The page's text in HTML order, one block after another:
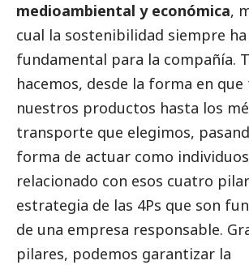
medioambiental y económica,
cual la sostenibilidad siempre
fundamental para la compañía.
hacemos, desde la forma en
nuestros productos hasta los
transporte que elegimos,
forma de actuar como
relacionado con esos cuatro
estrategia de las 4Ps que son
de una empresa responsable.
pilares, podemos garantizar la